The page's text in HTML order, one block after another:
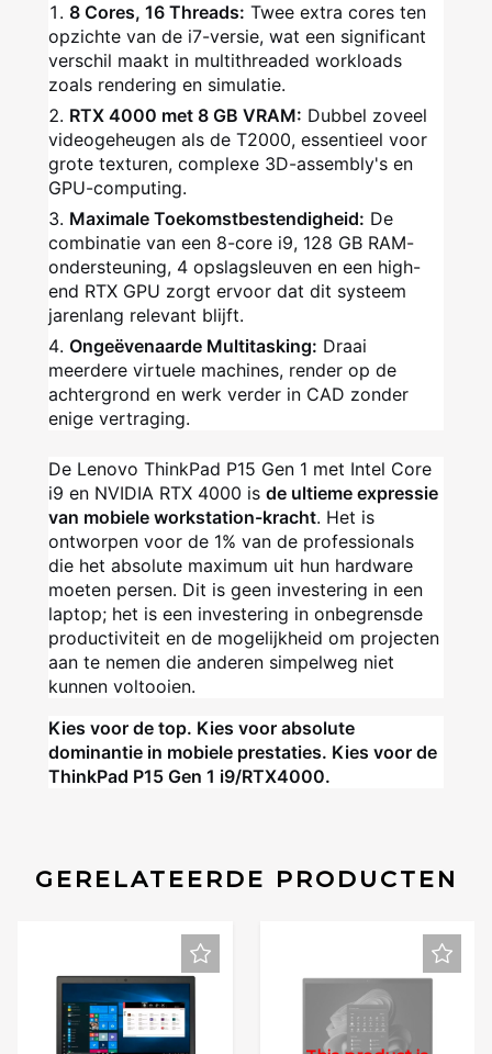
8 Cores, 16 Threads: Twee extra cores ten
opzichte van de i7-versie, wat een significant
verschil maakt in multithreaded workloads
zoals rendering en simulatie.
RTX 4000 met 8 GB VRAM: Dubbel zoveel
videogeheugen als de T2000, essentieel voor
grote texturen, complexe 3D-assembly's en
GPU-computing.
Maximale Toekomstbestendigheid: De
combinatie van een 8-core i9, 128 GB RAM-
ondersteuning, 4 opslagsleuven en een high-
end RTX GPU zorgt ervoor dat dit systeem
jarenlang relevant blijft.
Ongeëvenaarde Multitasking: Draai
meerdere virtuele machines, render op de
achtergrond en werk verder in CAD zonder
enige vertraging.
De Lenovo ThinkPad P15 Gen 1 met Intel Core
i9 en NVIDIA RTX 4000 is de ultieme expressie
van mobiele workstation-kracht. Het is
ontworpen voor de 1% van de professionals
die het absolute maximum uit hun hardware
moeten persen. Dit is geen investering in een
laptop; het is een investering in onbegrensde
productiviteit en de mogelijkheid om projecten
aan te nemen die anderen simpelweg niet
kunnen voltooien.
Kies voor de top. Kies voor absolute
dominantie in mobiele prestaties. Kies voor de
ThinkPad P15 Gen 1 i9/RTX4000.
GERELATEERDE PRODUCTEN